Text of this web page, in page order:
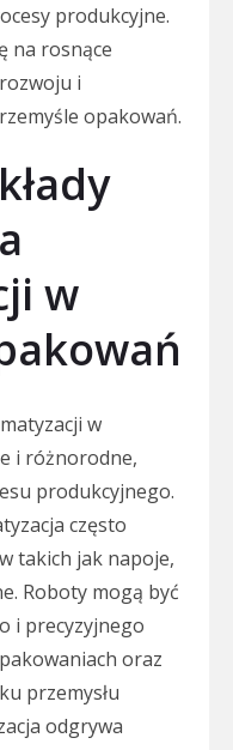
produkcyjne.
na rosnące
i
opakowań.
w
w
i różnorodne,
produkcyjnego.
często
takich jak napoje,
Roboty mogą być
i precyzyjnego
oraz
przemysłu
odgrywa